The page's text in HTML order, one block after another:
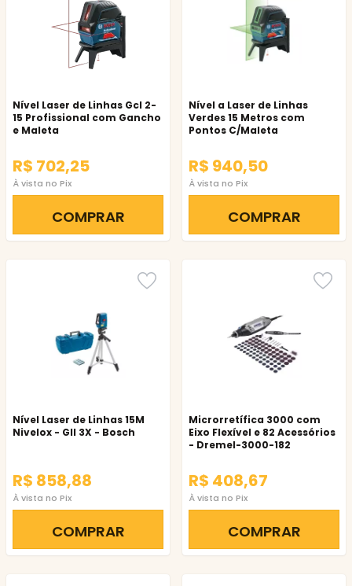
Nível Laser de Linhas Gcl 2-
15 Profissional com Gancho
e Maleta
R$ 702,25
À vista no Pix
COMPRAR
Nível a Laser de Linhas
Verdes 15 Metros com
Pontos C/Maleta
R$ 940,50
À vista no Pix
COMPRAR
Nível Laser de Linhas 15M
Nivelox - Gll 3X - Bosch
R$ 858,88
À vista no Pix
COMPRAR
Microrretífica 3000 com
Eixo Flexível e 82 Acessórios
- Dremel-3000-182
R$ 408,67
À vista no Pix
COMPRAR